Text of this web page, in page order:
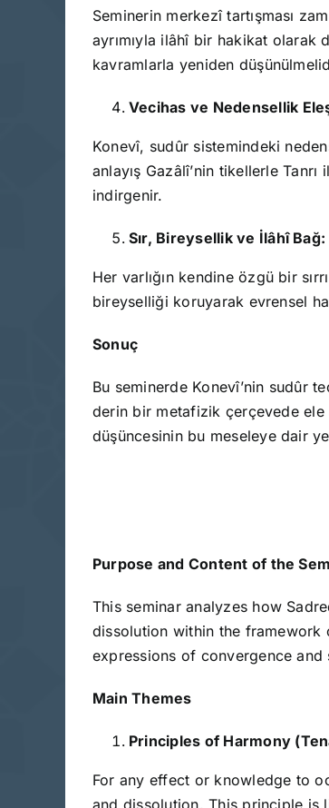
Seminerin merkezî tartışması
ayrımıyla ilâhî bir hakikat olarak
kavramlarla yeniden
Vecihas ve Nedensellik
Konevî, sudûr sistemindeki
anlayış Gazâlî’nin tikellerle
indirgenir.
Sır, Bireysellik ve İlâhî Bağ:
Her varlığın kendine özgü bir
bireyselliği koruyarak evrensel
Sonuç
Bu seminerde Konevî’nin sudûr
derin bir metafizik çerçevede ele
düşüncesinin bu meseleye dair
Purpose and Content of the
This seminar analyzes how
dissolution within the framework
expressions of convergence
Main Themes
Principles of Harmony
For any effect or knowledge to
and dissolution. This principle is